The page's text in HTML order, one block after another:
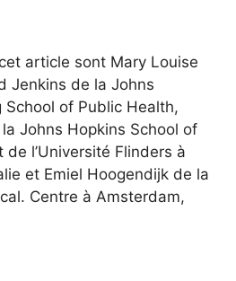
article sont Mary Louise
Jenkins de la Johns
School of Public Health,
Johns Hopkins School of
de l’Université Flinders à
et Emiel Hoogendijk de la
Centre à Amsterdam,